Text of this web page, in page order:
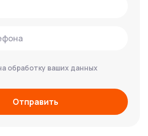
обработку ваших данных
Отправить